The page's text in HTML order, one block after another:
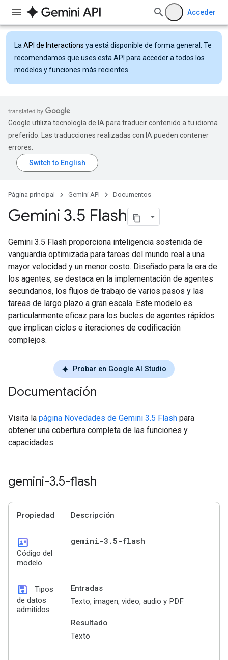
Acceder
La API de Interactions ya está disponible de forma general. Te
recomendamos que uses esta API para acceder a todos los
modelos y funciones más recientes.
Google utiliza tecnología de IA para traducir contenido a tu idioma
preferido. Las traducciones realizadas con IA pueden contener
errores.
Página principal Gemini API Documentos
Gemini 3.5 Flash
Gemini 3.5 Flash proporciona inteligencia sostenida de
vanguardia optimizada para tareas del mundo real a una
mayor velocidad y un menor costo. Diseñado para la era de
los agentes, se destaca en la implementación de agentes
secundarios, los flujos de trabajo de varios pasos y las
tareas de largo plazo a gran escala. Este modelo es
particularmente eficaz para los bucles de agentes rápidos
que implican ciclos e iteraciones de codificación
complejos.
Probar en Google AI Studio
Documentación
Visita la página Novedades de Gemini 3.5 Flash para
obtener una cobertura completa de las funciones y
capacidades.
gemini-3.5-flash
Propiedad Descripción
id_card
Código del
modelo
gemini-3 .5-flash
save
Tipos
de datos
admitidos
Entradas
Texto, imagen, video, audio y PDF
Resultado
Texto